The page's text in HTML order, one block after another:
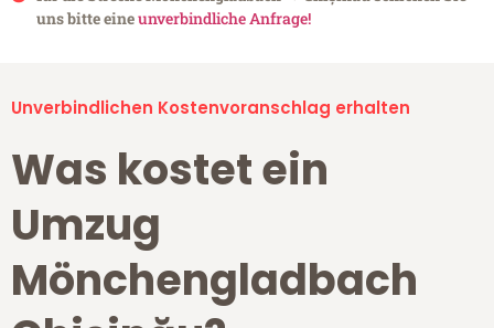
uns bitte eineunverbindliche Anfrage!
Unverbindlichen Kostenvoranschlag erhalten
Was kostet ein
Umzug
Mönchengladbach